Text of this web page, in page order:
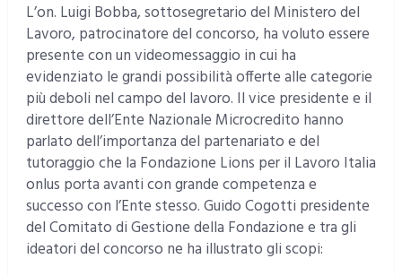
L’on. Luigi Bobba, sottosegretario del Ministero del
Lavoro, patrocinatore del concorso, ha voluto essere
presente con un videomessaggio in cui ha
evidenziato le grandi possibilità offerte alle categorie
più deboli nel campo del lavoro. Il vice presidente e il
direttore dell’Ente Nazionale Microcredito hanno
parlato dell’importanza del partenariato e del
tutoraggio che la Fondazione Lions per il Lavoro Italia
onlus porta avanti con grande competenza e
successo con l’Ente stesso. Guido Cogotti presidente
del Comitato di Gestione della Fondazione e tra gli
ideatori del concorso ne ha illustrato gli scopi: